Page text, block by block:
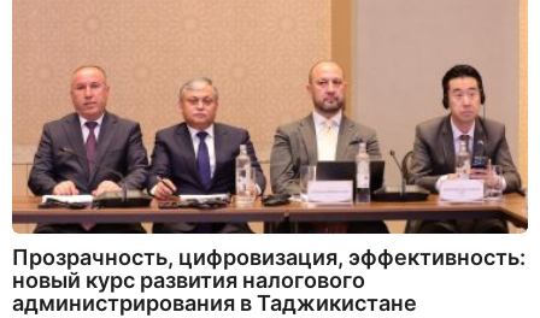
Прозрачность, цифровизация, эффективность:
новый курс развития налогового
администрирования в Таджикистане